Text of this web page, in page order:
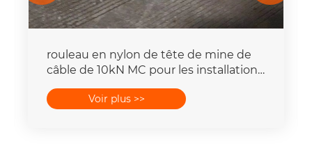
rouleau en nylon de tête de mine de
câble de 10kN MC pour les installations
Voir plus >>